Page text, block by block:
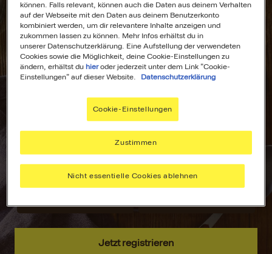
All Deine
Lieblingsrezepte
an einem Ort!
suchen –
speichere deine
aller liebsten
Rezepte, sammle
Inspiration und
hab alles immer
griffbereit.
Dein
Wochenplaner für
stressfreies
Kochen!
Plane deine
Mahlzeiten mit
dem MAGGI
passend zu
deinen Vorlieben.
Jetzt registrieren
können. Falls relevant, können auch die Daten aus deinem Verhalten
auf der Webseite mit den Daten aus deinem Benutzerkonto
kombiniert werden, um dir relevantere Inhalte anzeigen und
zukommen lassen zu können. Mehr Infos erhältst du in
unserer Datenschutzerklärung. Eine Aufstellung der verwendeten
Cookies sowie die Möglichkeit, deine Cookie-Einstellungen zu
ändern, erhältst du hieroder jederzeit unter dem Link "Cookie-
Einstellungen" auf dieser Website.
Datenschutzerklärung
Cookie-Einstellungen
Nicht essentielle Cookies ablehnen
Zustimmen